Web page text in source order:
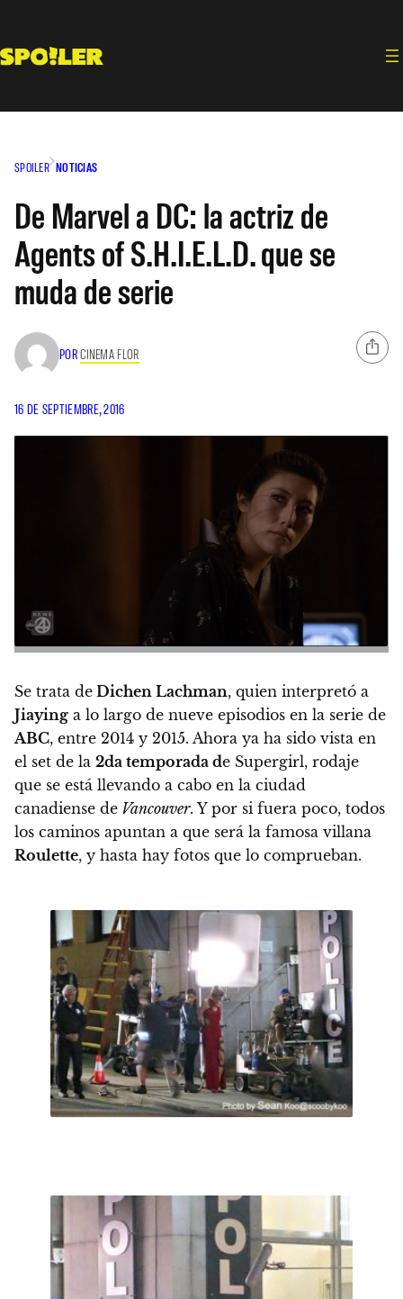
contenido
SPOILER NOTICIAS
De Marvel a DC: la actriz de
Agents of S.H.I.E.L.D. que se
muda de serie
PORCINEMA FLOR
16 DE SEPTIEMBRE, 2016
Se trata de Dichen Lachman, quien interpretó a
Jiaying a lo largo de nueve episodios en la serie de
ABC, entre 2014 y 2015. Ahora ya ha sido vista en
el set de la 2da temporada de Supergirl, rodaje
que se está llevando a cabo en la ciudad
canadiense de Vancouver. Y por si fuera poco, todos
los caminos apuntan a que será la famosa villana
Roulette, y hasta hay fotos que lo comprueban.